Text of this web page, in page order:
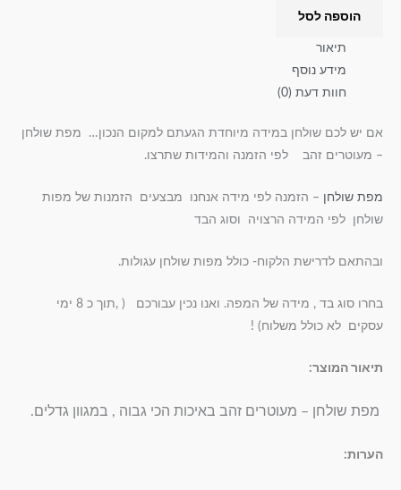
הוספה לסל
תיאור
מידע נוסף
חוות דעת (0)
אם יש לכם שולחן במידה מיוחדת הגעתם למקום הנכון… מפת שולחן
– מעוטרים זהב לפי הזמנה והמידות שתרצו.
מפת שולחן – הזמנה לפי מידה אנחנו מבצעים הזמנות של מפות
שולחן לפי המידה הרצויה וסוג הבד
ובהתאם לדרישת הלקוח- כולל מפות שולחן עגולות.
בחרו סוג בד , מידה של המפה. ואנו נכין עבורכם ( ,תוך כ 8 ימי
עסקים לא כולל משלוח) !
תיאור המוצר:
מפת שולחן – מעוטרים זהב באיכות הכי גבוה , במגוון גדלים.
הערות: